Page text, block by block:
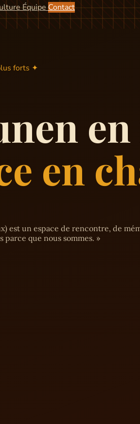
Équipe Contact
forts ✦
en
est un espace de rencontre, de
parce que nous sommes. »